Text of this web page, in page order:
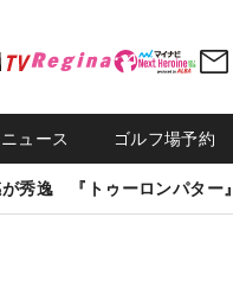
ュース ゴルフ場予約
秀逸 『トゥーロンパター』